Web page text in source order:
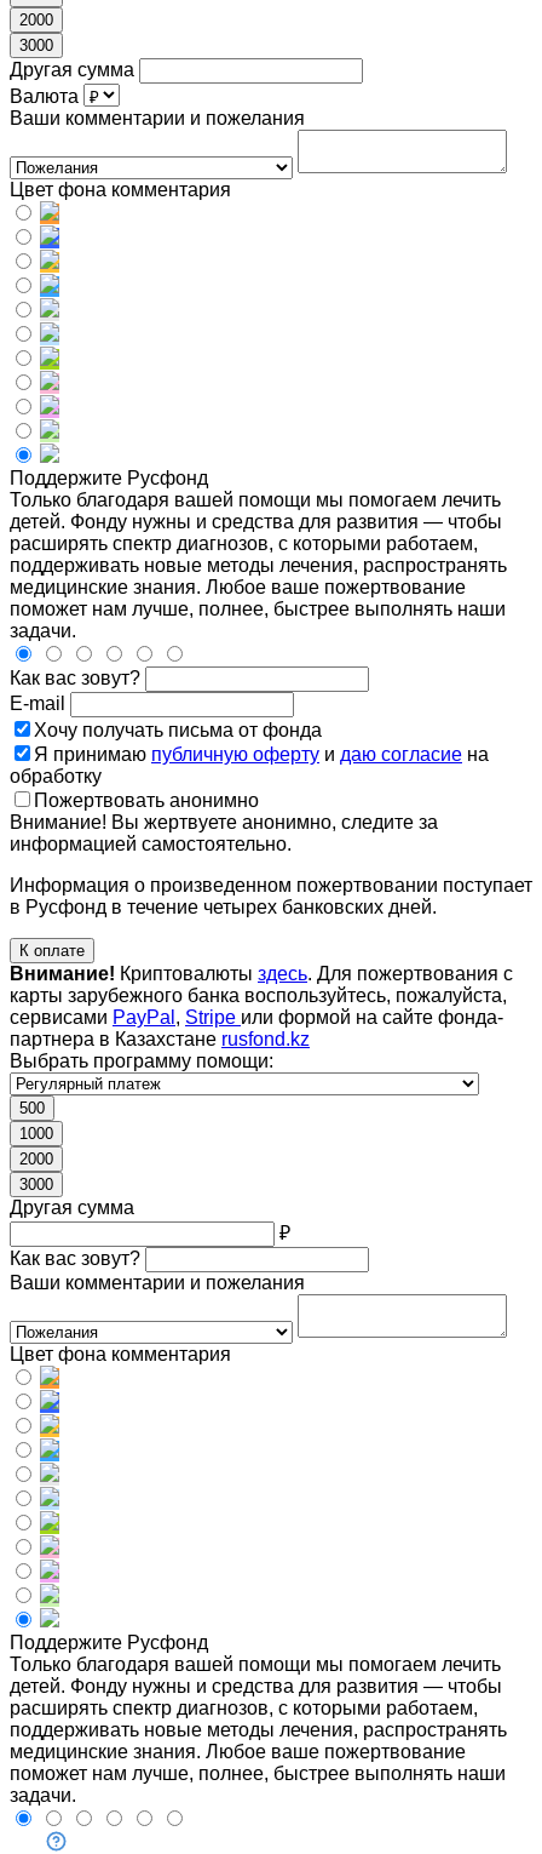
2000
3000
Другая сумма
Валюта
Ваши комментарии и пожелания
Цвет фона комментария
Поддержите Русфонд
Только благодаря вашей помощи мы помогаем лечить
детей. Фонду нужны и средства для развития — чтобы
расширять спектр диагнозов, с которыми работаем,
поддерживать новые методы лечения, распространять
медицинские знания. Любое ваше пожертвование
поможет нам лучше, полнее, быстрее выполнять наши
задачи.
Как вас зовут?
E-mail
Хочу получать письма от фонда
Я принимаю публичную оферту и даю согласие на
обработку
Пожертвовать анонимно
Внимание! Вы жертвуете анонимно, следите за
информацией самостоятельно.
Информация о произведенном пожертвовании поступает
в Русфонд в течение четырех банковских дней.
К оплате
Внимание! Криптовалюты здесь. Для пожертвования с
карты зарубежного банка воспользуйтесь, пожалуйста,
сервисами PayPal , Stripe или формой на сайте фонда-
партнера в Казахстане rusfond.kz
Выбрать программу помощи:
500
1000
2000
3000
Другая сумма
₽
Как вас зовут?
Ваши комментарии и пожелания
Цвет фона комментария
Поддержите Русфонд
Только благодаря вашей помощи мы помогаем лечить
детей. Фонду нужны и средства для развития — чтобы
расширять спектр диагнозов, с которыми работаем,
поддерживать новые методы лечения, распространять
медицинские знания. Любое ваше пожертвование
поможет нам лучше, полнее, быстрее выполнять наши
задачи.